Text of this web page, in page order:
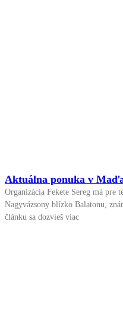
Aktuálna ponuka v
Organizácia Fekete Sereg má pre
Nagyvázsony blízko Balatonu,
článku sa dozvieš viac